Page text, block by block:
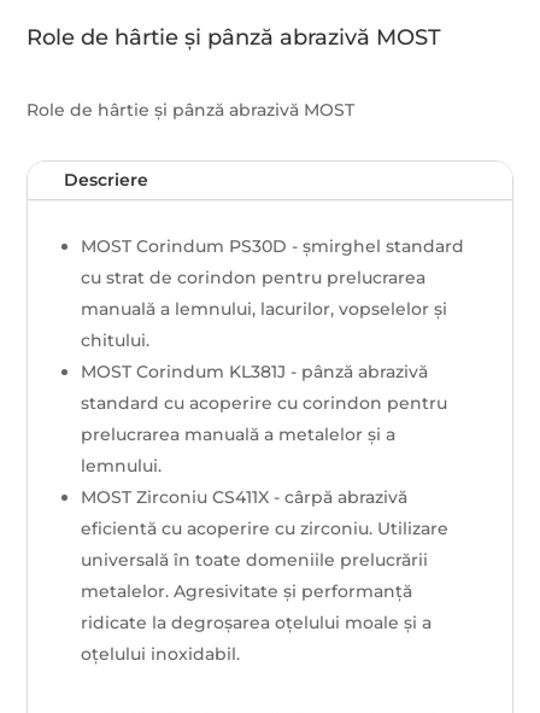
Role de hârtie și pânză abrazivă MOST
Role de hârtie și pânză abrazivă MOST
Descriere
MOST Corindum PS30D - șmirghel standard
cu strat de corindon pentru prelucrarea
manuală a lemnului, lacurilor, vopselelor și
chitului.
MOST Corindum KL381J - pânză abrazivă
standard cu acoperire cu corindon pentru
prelucrarea manuală a metalelor și a
lemnului.
MOST Zirconiu CS411X - cârpă abrazivă
eficientă cu acoperire cu zirconiu. Utilizare
universală în toate domeniile prelucrării
metalelor. Agresivitate și performanță
ridicate la degroșarea oțelului moale și a
oțelului inoxidabil.